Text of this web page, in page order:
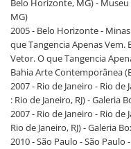
Belo Horizonte, MG) -
MG)
2005 - Belo Horizonte -
que Tangencia Apenas Vem.
Vetor. O que Tangencia
Bahia Arte Contemporânea
2007 - Rio de Janeiro - Rio
: Rio de Janeiro, RJ) - Galeria
2007 - Rio de Janeiro - Rio
Rio de Janeiro, RJ) - Galeria
2010 - São Paulo - São Paulo